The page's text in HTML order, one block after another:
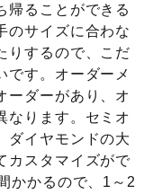
帰ることができる
のサイズに合わな
りするので、こだ
です。オーダーメ
ーダーがあり、オ
なります。セミオ
ダイヤモンドの大
カスタマイズがで
かかるので、1～2